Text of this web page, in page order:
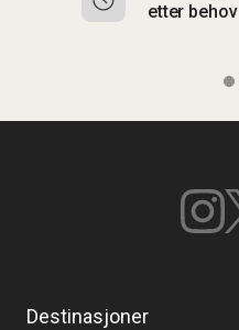
etter behov
Destinasjoner